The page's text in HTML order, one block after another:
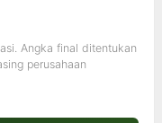
Angka final ditentukan
perusahaan